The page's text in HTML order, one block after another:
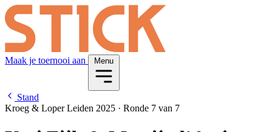
Maak je toernooi aan Menu
Stand
Kroeg & Loper Leiden 2025 · Ronde 7 van 7